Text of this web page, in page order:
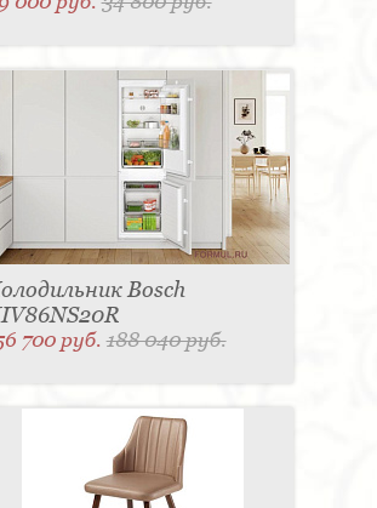
Bosch
700 руб.188 040 руб.